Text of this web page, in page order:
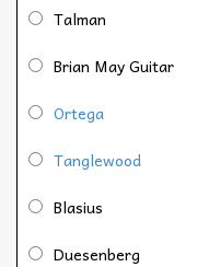
Talman
Brian May Guitar
Ortega
Tanglewood
Blasius
Duesenberg